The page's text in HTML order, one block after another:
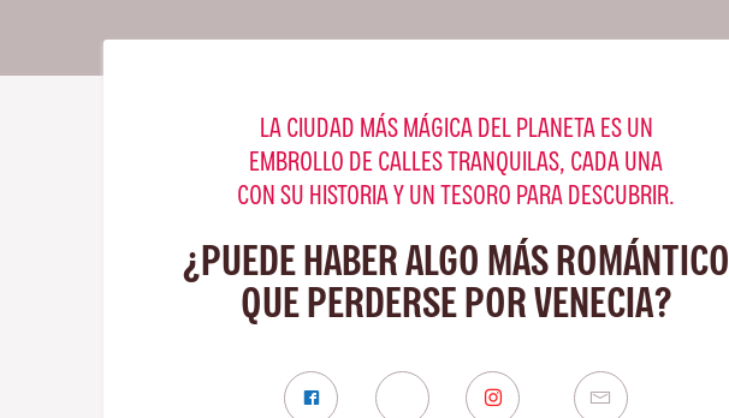
LA CIUDAD MÁS MÁGICA DEL PLANETA ES UN
EMBROLLO DE CALLES TRANQUILAS, CADA UNA
CON SU HISTORIA Y UN TESORO PARA DESCUBRIR.
¿PUEDE HABER ALGO MÁS ROMÁNTICO
QUE PERDERSE POR VENECIA?